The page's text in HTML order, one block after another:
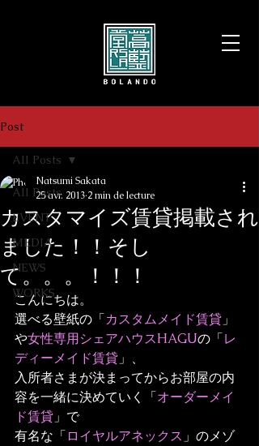
Post
All Posts
EVENT
MEDIA
NEWS
WORKS
All Posts
カスタマイズ賃貸掲載され
ました！！そし
て。。。！！！
Natsumi Sakata
25 avr. 2013 2 min de lecture
こんにちは。
選べる壁紙の「カスタムメイド賃貸」
や女性専用シェアハウスHAGUの「レ
ディーメイド賃貸」、
入所者さまが決まってからお部屋の内
容を一緒に決めていく「オーダーメイ
ド賃貸」で
有名な「ロイヤルアネックス」のメゾ